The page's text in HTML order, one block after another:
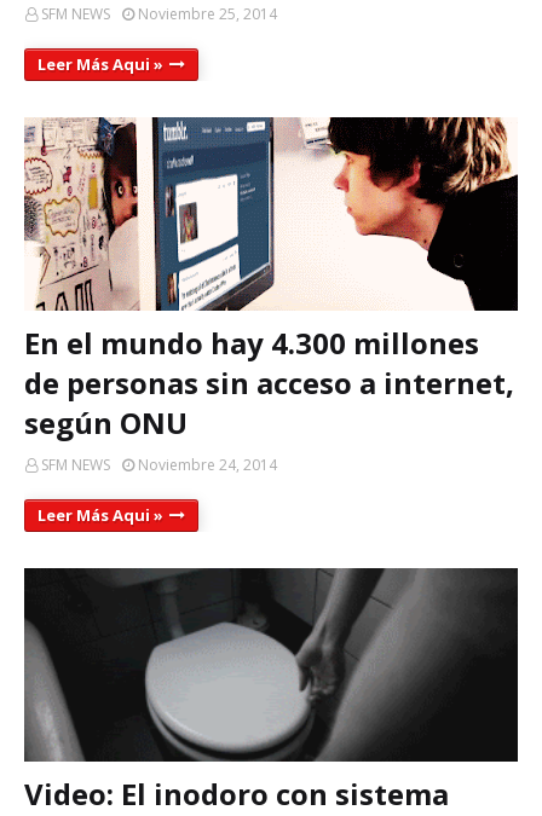
SFM NEWS Noviembre 25, 2014
Leer Más Aqui »
En el mundo hay 4.300 millones
de personas sin acceso a internet,
según ONU
SFM NEWS Noviembre 24, 2014
Leer Más Aqui »
Video: El inodoro con sistema